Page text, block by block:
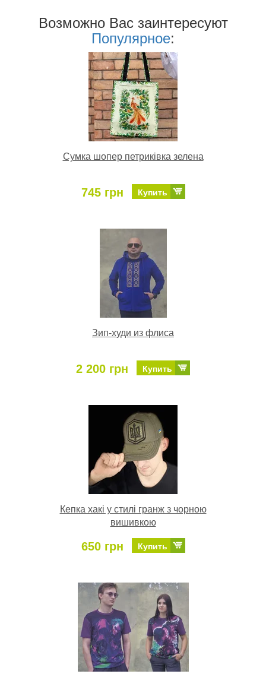
Возможно Ваc заинтересуют
Популярное:
Сумка шопер петриківка зелена
745 грн Купить
Зип-худи из флиса
2 200 грн Купить
Кепка хакі у стилі гранж з чорною
вишивкою
650 грн Купить